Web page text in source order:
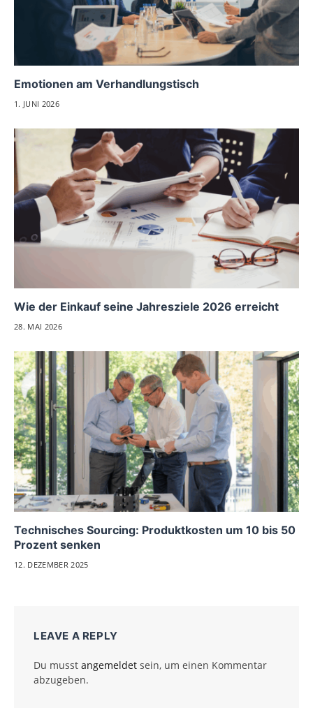
Emotionen am Verhandlungstisch
1. JUNI 2026
Wie der Einkauf seine Jahresziele 2026 erreicht
28. MAI 2026
Technisches Sourcing: Produktkosten um 10 bis 50
Prozent senken
12. DEZEMBER 2025
LEAVE A REPLY
Du musst angemeldet sein, um einen Kommentar
abzugeben.